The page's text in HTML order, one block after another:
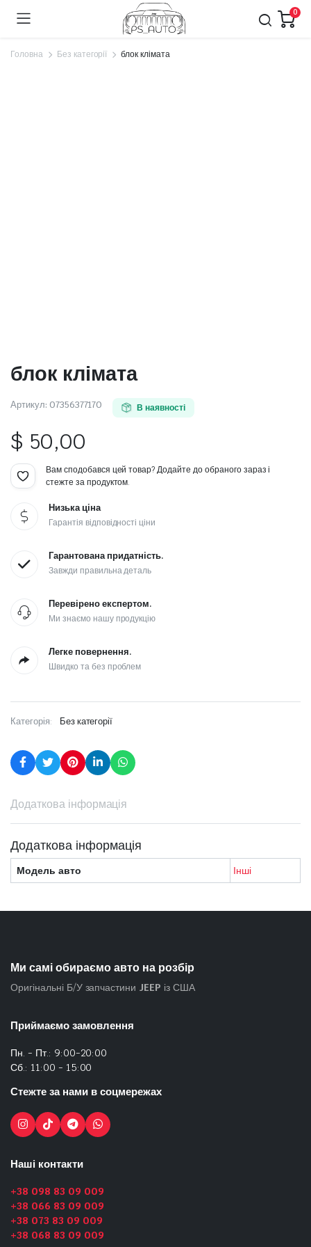
0
Головна Без категорії блок клімата
блок клімата
Артикул: 07356377170 В наявності
$ 50,00
Вам сподобався цей товар? Додайте до обраного зараз і
стежте за продуктом.
Низька ціна
Гарантія відповідності ціни
Гарантована придатність.
Завжди правильна деталь
Перевірено експертом.
Ми знаємо нашу продукцію
Легке повернення.
Швидко та без проблем
Категорія: Без категорії
Додаткова інформація
Додаткова інформація
Модель авто Інші
Ми самі обираємо авто на розбір
Оригінальні Б/У запчастини JEEP із США
Приймаємо замовлення
Пн. - Пт.: 9:00-20:00
Сб.: 11:00 - 15:00
Стежте за нами в соцмережах
Наші контакти
+38 098 83 09 009
+38 066 83 09 009
+38 073 83 09 009
+38 068 83 09 009